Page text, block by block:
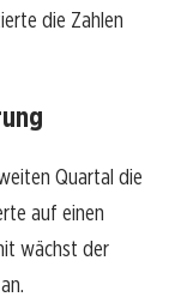
die Zahlen
Quartal die
auf einen
wächst der